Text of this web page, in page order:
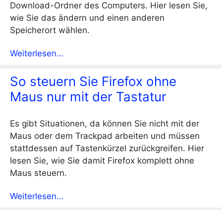
Download-Ordner des Computers. Hier lesen Sie,
wie Sie das ändern und einen anderen
Speicherort wählen.
Weiterlesen…
So steuern Sie Firefox ohne
Maus nur mit der Tastatur
Es gibt Situationen, da können Sie nicht mit der
Maus oder dem Trackpad arbeiten und müssen
stattdessen auf Tastenkürzel zurückgreifen. Hier
lesen Sie, wie Sie damit Firefox komplett ohne
Maus steuern.
Weiterlesen…